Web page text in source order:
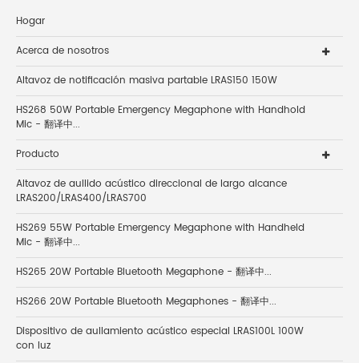
Hogar
Acerca de nosotros
Altavoz de notificación masiva partable LRAS150 150W
HS268 50W Portable Emergency Megaphone with Handhold
Mic - 翻译中...
Producto
Altavoz de aullido acústico direccional de largo alcance
LRAS200/LRAS400/LRAS700
HS269 55W Portable Emergency Megaphone with Handheld
Mic - 翻译中...
HS265 20W Portable Bluetooth Megaphone - 翻译中...
HS266 20W Portable Bluetooth Megaphones - 翻译中...
Dispositivo de aullamiento acústico especial LRAS100L 100W
con luz